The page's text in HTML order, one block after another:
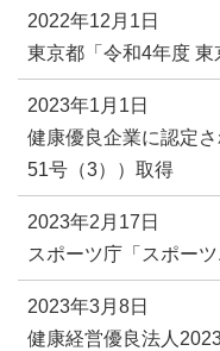
2022年12月1日
東京都「令和4年度
2023年1月1日
健康優良企業に認定
51号（3））取得
2023年2月17日
スポーツ庁「スポー
2023年3月8日
健康経営優良法人